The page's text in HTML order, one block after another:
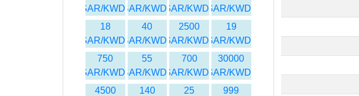
SAR/KWD
SAR/KWD
SAR/KWD
SAR/KWD
19
SAR/KWD
2500
SAR/KWD
40
SAR/KWD
18
SAR/KWD
30000
SAR/KWD
700
SAR/KWD
55
SAR/KWD
750
SAR/KWD
999
25
140
4500